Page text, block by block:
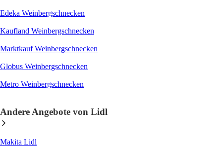
Edeka Weinbergschnecken
Kaufland Weinbergschnecken
Marktkauf Weinbergschnecken
Globus Weinbergschnecken
Metro Weinbergschnecken
Andere Angebote von Lidl
Makita Lidl